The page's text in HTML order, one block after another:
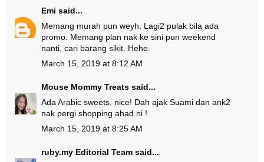
Emi said...
Memang murah pun weyh. Lagi2 pulak bila ada
promo. Memang plan nak ke sini pun weekend
nanti, cari barang sikit. Hehe.
March 15, 2019 at 8:12 AM
Mouse Mommy Treats said...
Ada Arabic sweets, nice! Dah ajak Suami dan ank2
nak pergi shopping ahad ni !
March 15, 2019 at 8:25 AM
ruby.my Editorial Team said...